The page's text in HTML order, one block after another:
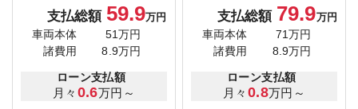
支払総額 59.9万円
車両本体
51万円
諸費用
8.9万円
ローン支払額
月々 0.6万円～
支払総額 79.9万円
車両本体
71万円
諸費用
8.9万円
ローン支払額
月々 0.8万円～